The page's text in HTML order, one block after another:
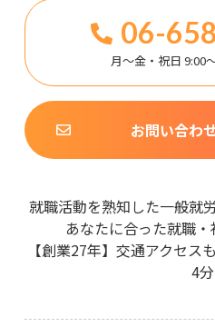
06-
月～金・祝日 9:00
お問い合わ
就職活動を熟知した一般就
あなたに合った就職
【創業27年】交通アクセス
4分